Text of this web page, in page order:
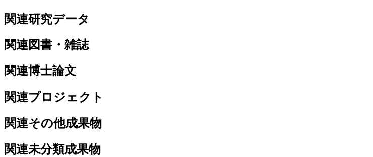
関連研究データ
関連図書・雑誌
関連博士論文
関連プロジェクト
関連その他成果物
関連未分類成果物